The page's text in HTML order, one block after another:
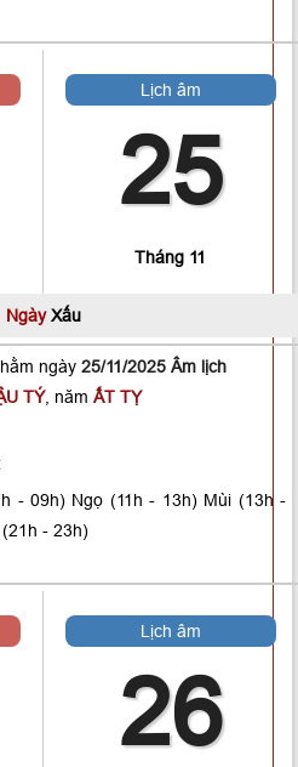
Lịch âm
25
Tháng 11
NgàyXấu
ngày 25/11/2025 Âm lịch
TÝ, năm ẤT TỴ
- 09h) Ngọ (11h - 13h) Mùi (13h -
(21h - 23h)
Lịch âm
26